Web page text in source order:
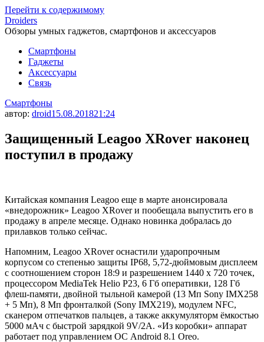
Перейти к содержимому
Droiders
Обзоры умных гаджетов, смартфонов и аксессуаров
Смартфоны
Гаджеты
Аксессуары
Связь
Смартфоны
автор: droid15.08.201821:24
Защищенный Leagoo XRover наконец
поступил в продажу
Китайская компания Leagoo еще в марте анонсировала
«внедорожник» Leagoo XRover и пообещала выпустить его в
продажу в апреле месяце. Однако новинка добралась до
прилавков только сейчас.
Напомним, Leagoo XRover оснастили ударопрочным
корпусом со степенью защиты IP68, 5,72-дюймовым дисплеем
с соотношением сторон 18:9 и разрешением 1440 х 720 точек,
процессором MediaTek Helio P23, 6 Гб оперативки, 128 Гб
флеш-памяти, двойной тыльной камерой (13 Мп Sony IMX258
+ 5 Мп), 8 Мп фронталкой (Sony IMX219), модулем NFC,
сканером отпечатков пальцев, а также аккумуляторм ёмкостью
5000 мАч с быстрой зарядкой 9V/2A. «Из коробки» аппарат
работает под управлением ОС Android 8.1 Oreo.